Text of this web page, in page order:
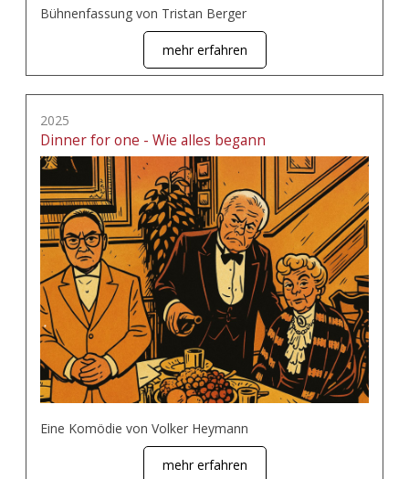
Bühnenfassung von Tristan Berger
mehr erfahren
2025
Dinner for one - Wie alles begann
Eine Komödie von Volker Heymann
mehr erfahren